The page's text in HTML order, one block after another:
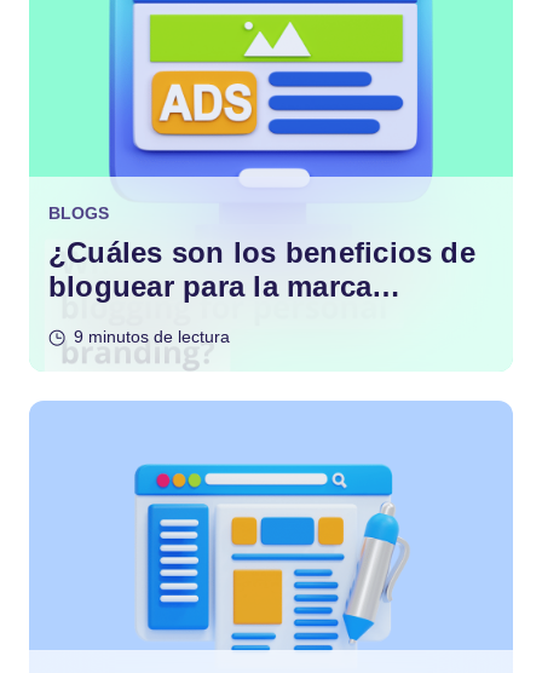
BLOGS
¿Cuáles son los beneficios de
bloguear para la marca
9 minutos de lectura